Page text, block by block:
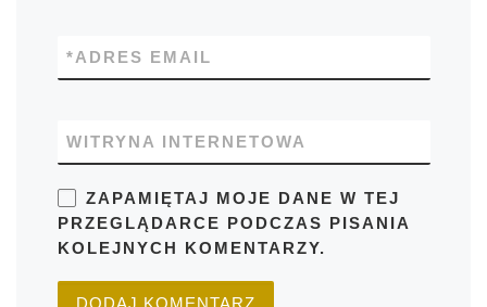
ADRES EMAIL
*
WITRYNA INTERNETOWA
ZAPAMIĘTAJ MOJE DANE W TEJ
PRZEGLĄDARCE PODCZAS PISANIA
KOLEJNYCH KOMENTARZY.